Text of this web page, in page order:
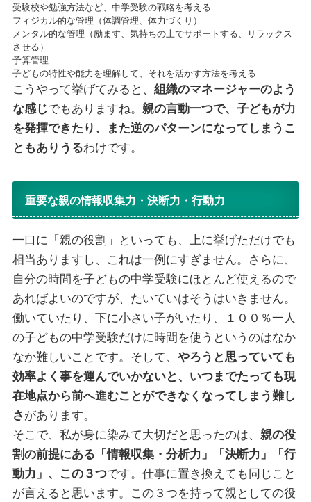
受験校や勉強方法など、中学受験の戦略を考える
フィジカル的な管理（体調管理、体力づくり）
メンタル的な管理（励ます、気持ちの上でサポートする、リラックス
させる）
予算管理
子どもの特性や能力を理解して、それを活かす方法を考える
こうやって挙げてみると、 組織のマネージャーのよう
な感じでもありますね。 親の言動一つで、子どもが力
を発揮できたり、また逆のパターンになってしまうこ
ともありうるわけです。
重要な親の情報収集力・決断力・行動力
一口に「親の役割」といっても、上に挙げただけでも
相当ありますし、これは一例にすぎません。さらに、
自分の時間を子どもの中学受験にほとんど使えるので
あればよいのですが、たいていはそうはいきません。
働いていたり、下に小さい子がいたり、１００％一人
の子どもの中学受験だけに時間を使うというのはなか
なか難しいことです。そして、 やろうと思っていても
効率よく事を運んでいかないと、いつまでたっても現
在地点から前へ進むことができなくなってしまう難し
さ があります。
そこで、私が身に染みて大切だと思ったのは、 親の役
割の前提にある「情報収集・分析力」「決断力」「行
動力」、この３つです。仕事に置き換えても同じこと
が言えると思います。この３つを持って親としての役